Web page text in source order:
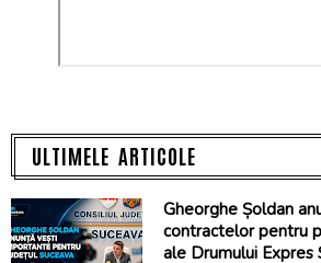
ULTIMELE ARTICOLE
Gheorghe Șoldan
contractelor pentru
ale Drumului Expres